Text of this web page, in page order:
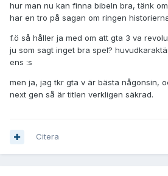
hur man nu kan finna bibeln bra, tänk
har en tro på sagan om ringen
f.ö så håller ja med om att gta 3 va
ju som sagt inget bra spel?
ens :s
men ja, jag tkr gta v är bästa någonsin,
next gen så är titlen verkligen säkrad.
Citera